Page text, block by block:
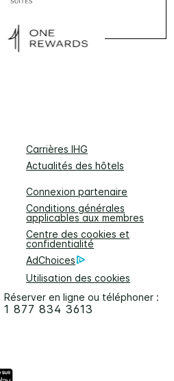
Carrières IHG
Actualités des hôtels
Connexion partenaire
Conditions générales
applicables aux membres
Centre des cookies et
confidentialité
AdChoices
Utilisation des cookies
Réserver en ligne ou téléphoner :
1 877 834 3613